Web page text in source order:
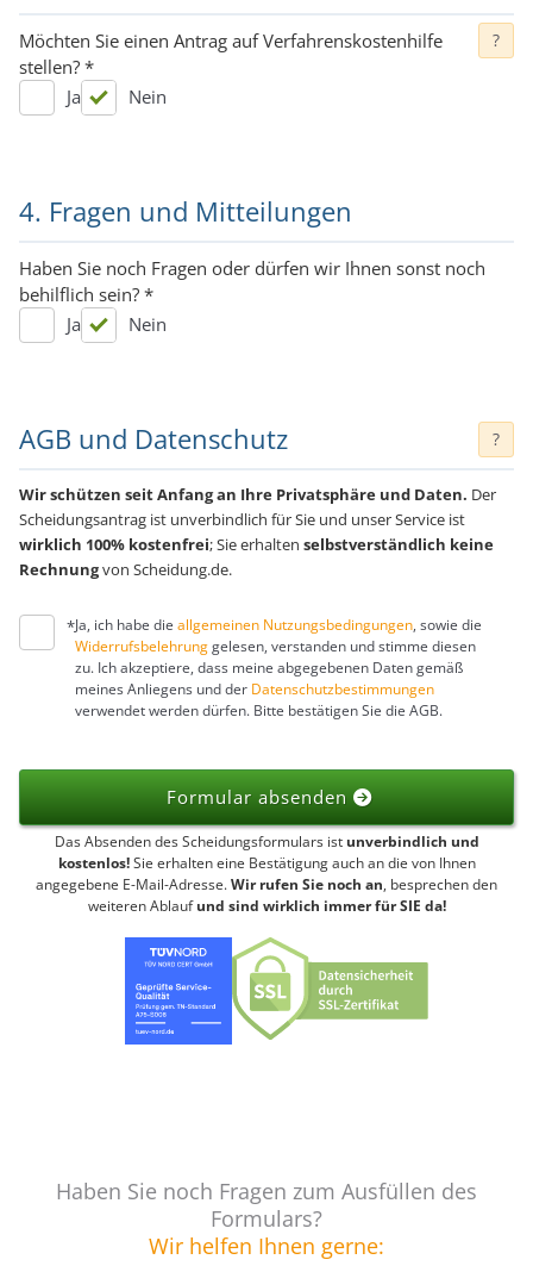
Möchten Sie einen Antrag auf Verfahrenskostenhilfe
stellen? *
?
Ja Nein
4. Fragen und Mitteilungen
Haben Sie noch Fragen oder dürfen wir Ihnen sonst noch
behilflich sein? *
Ja
Nein
AGB und Datenschutz ?
Wir schützen seit Anfang an Ihre Privatsphäre und Daten. Der
Scheidungsantrag ist unverbindlich für Sie und unser Service ist
wirklich 100% kostenfrei; Sie erhalten selbstverständlich keine
Rechnungvon Scheidung.de.
*Ja, ich habe die allgemeinen Nutzungsbedingungen, sowie die
Widerrufsbelehrunggelesen, verstanden und stimme diesen
zu. Ich akzeptiere, dass meine abgegebenen Daten gemäß
meines Anliegens und der Datenschutzbestimmungen
verwendet werden dürfen. Bitte bestätigen Sie die AGB.
Formular absenden
Das Absenden des Scheidungsformulars ist unverbindlich und
kostenlos!Sie erhalten eine Bestätigung auch an die von Ihnen
angegebene E-Mail-Adresse.Wir rufen Sie noch an, besprechen den
weiteren Ablaufund sind wirklich immer für SIE da!
Haben Sie noch Fragen zum Ausfüllen des
Formulars?
Wir helfen Ihnen gerne: